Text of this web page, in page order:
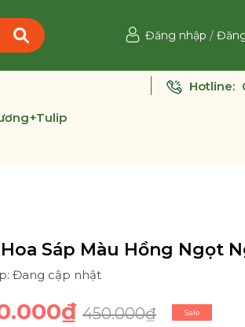
Đăng nhập /
Hotline:
Sáp Màu Hồng Ngọt
Đang cập nhật
450.000₫ Sale